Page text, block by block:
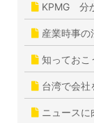
KPMG 分
産業時事
知ってお
台湾で会
ニュース